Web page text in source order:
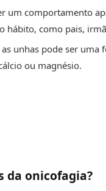
um comportamento
hábito, como pais,
unhas pode ser uma
ou magnésio.
da onicofagia?